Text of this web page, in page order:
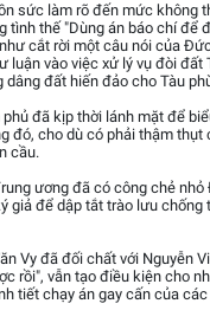
sức làm rõ đến mức không
tình thế "Dùng án báo chí để
cắt rời một câu nói của
luận vào việc xử lý vụ đòi đất
dâng đất hiến đảo cho Tàu
đã kịp thời lánh mặt để
đó, cho dù có phải thậm thụt
cầu.
ương đã có công chẻ
giả để dập tắt trào lưu chống
Vy đã đối chất với Nguyễn
rồi", vẫn tạo điều kiện cho
tiết chạy án gay cấn của